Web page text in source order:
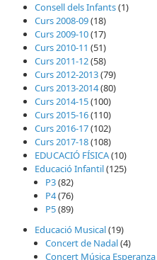
Consell dels Infants(1)
Curs 2008-09(18)
Curs 2009-10(17)
Curs 2010-11 (51)
Curs 2011-12(58)
Curs 2012-2013(79)
Curs 2013-2014(80)
Curs 2014-15(100)
Curs 2015-16(110)
Curs 2016-17(102)
Curs 2017-18(108)
EDUCACIÓ FÍSICA(10)
Educació Infantil(125)
P3(82)
P4(76)
P5(89)
Educació Musical(19)
Concert de Nadal(4)
Concert Música Esperanza